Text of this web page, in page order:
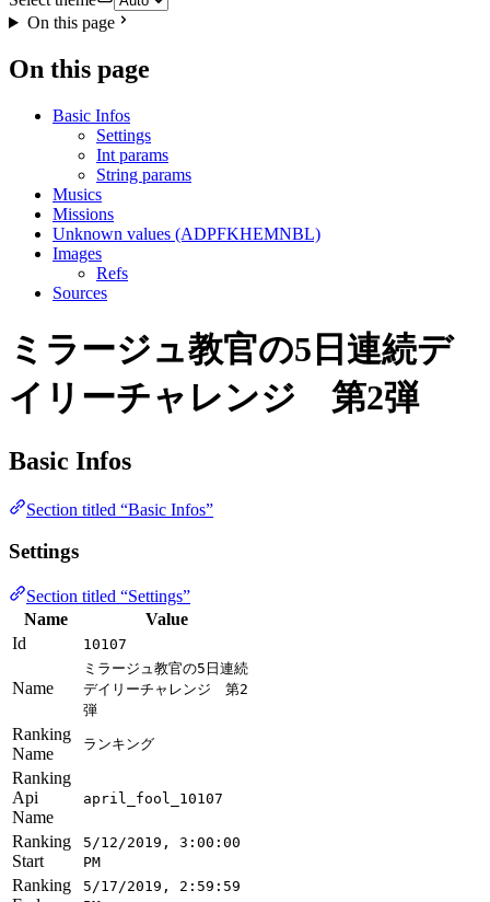
On this page
On this page
Basic Infos
Settings
Int params
String params
Musics
Missions
Unknown values (ADPFKHEMNBL)
Images
Refs
Sources
ミラージュ教官の5日連続デ
イリーチャレンジ 第2弾
Basic Infos
Section titled “Basic Infos”
Settings
Section titled “Settings”
Name
Value
Id
10107
Name
ミラージュ教官の5日連続
デイリーチャレンジ 第2
弾
Ranking
Name
ランキング
Ranking
Api
Name
april_fool_10107
Ranking
Start
5/12/2019, 3:00:00
PM
Ranking
5/17/2019, 2:59:59